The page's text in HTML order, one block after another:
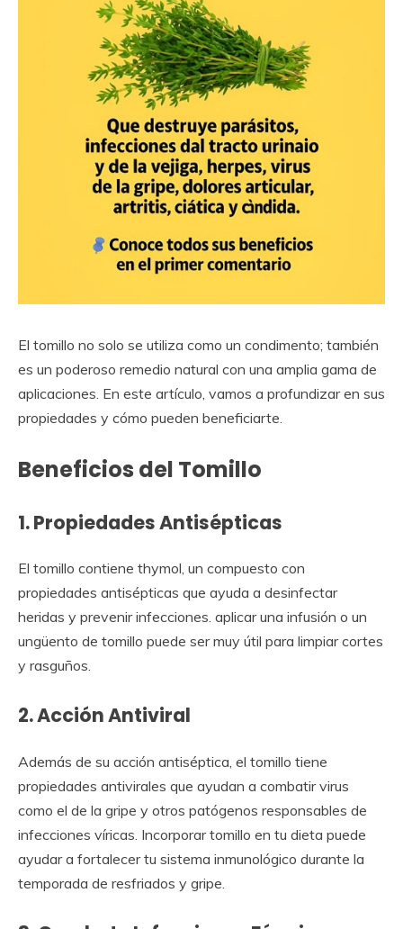
El tomillo no solo se utiliza como un condimento; también
es un poderoso remedio natural con una amplia gama de
aplicaciones. En este artículo, vamos a profundizar en sus
propiedades y cómo pueden beneficiarte.
Beneficios del Tomillo
1. Propiedades Antisépticas
El tomillo contiene thymol, un compuesto con
propiedades antisépticas que ayuda a desinfectar
heridas y prevenir infecciones. aplicar una infusión o un
ungüento de tomillo puede ser muy útil para limpiar cortes
y rasguños.
2. Acción Antiviral
Además de su acción antiséptica, el tomillo tiene
propiedades antivirales que ayudan a combatir virus
como el de la gripe y otros patógenos responsables de
infecciones víricas. Incorporar tomillo en tu dieta puede
ayudar a fortalecer tu sistema inmunológico durante la
temporada de resfriados y gripe.